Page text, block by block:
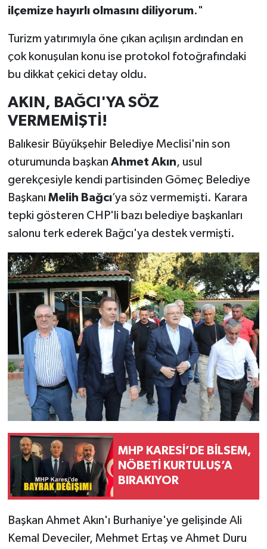
ilçemize hayırlı olmasını diliyorum."
Turizm yatırımıyla öne çıkan açılışın ardından en
çok konuşulan konu ise protokol fotoğrafındaki
bu dikkat çekici detay oldu.
AKIN, BAĞCI'YA SÖZ
VERMEMİŞTİ!
Balıkesir Büyükşehir Belediye Meclisi'nin son
oturumunda başkan Ahmet Akın, usul
gerekçesiyle kendi partisinden Gömeç Belediye
Başkanı Melih Bağcı’ya söz vermemişti. Karara
tepki gösteren CHP'li bazı belediye başkanları
salonu terk ederek Bağcı'ya destek vermişti.
MHP KARESİ’DE BİLSEM,
NÖBETİ KURTULUŞ’A
BIRAKIYOR
Başkan Ahmet Akın'ı Burhaniye'ye gelişinde Ali
Kemal Deveciler, Mehmet Ertaş ve Ahmet Duru